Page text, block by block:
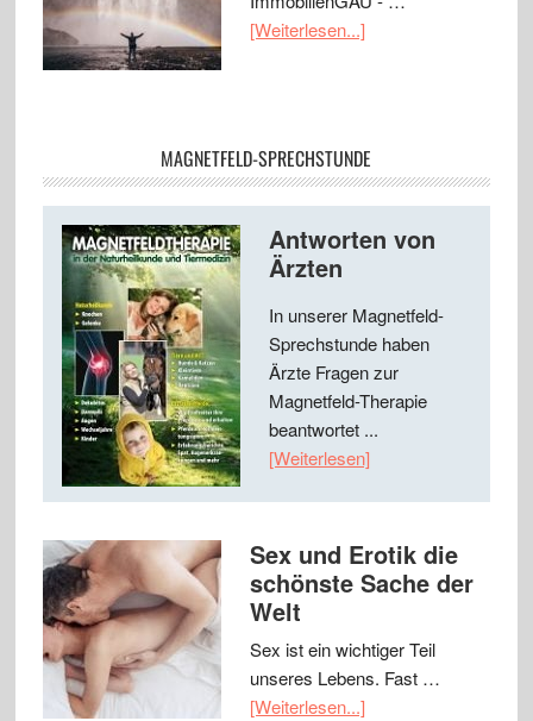
[Weiterlesen...]
MAGNETFELD-SPRECHSTUNDE
Antworten von
Ärzten
In unserer Magnetfeld-
Sprechstunde haben
Ärzte Fragen zur
Magnetfeld-Therapie
beantwortet ...
[Weiterlesen]
Sex und Erotik die
schönste Sache der
Welt
Sex ist ein wichtiger Teil
unseres Lebens. Fast …
[Weiterlesen...]